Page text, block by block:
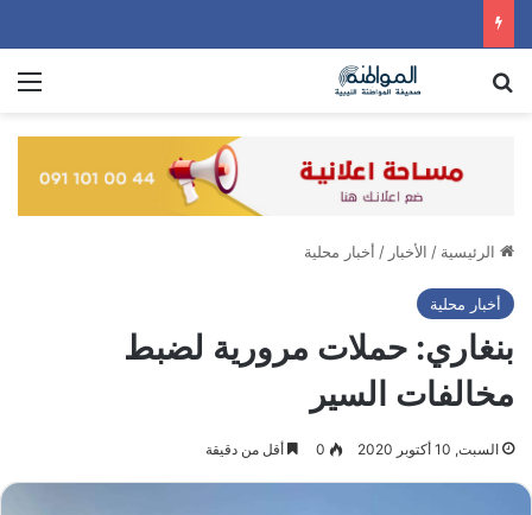
الرئيسية / الأخبار / أخبار محلية
أخبار محلية
بنغاري: حملات مرورية لضبط
مخالفات السير
السبت, 10 أكتوبر 2020 0 أقل من دقيقة